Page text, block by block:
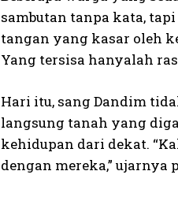
sambutan tanpa kata,
tangan yang kasar oleh
Yang tersisa hanyalah
Hari itu, sang Dandim
langsung tanah yang
kehidupan dari dekat.
dengan mereka,”